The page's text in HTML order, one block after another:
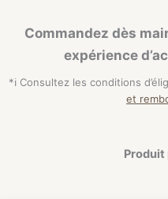
Commandez dès
expérience
*ℹ️ Consultez les conditions
et